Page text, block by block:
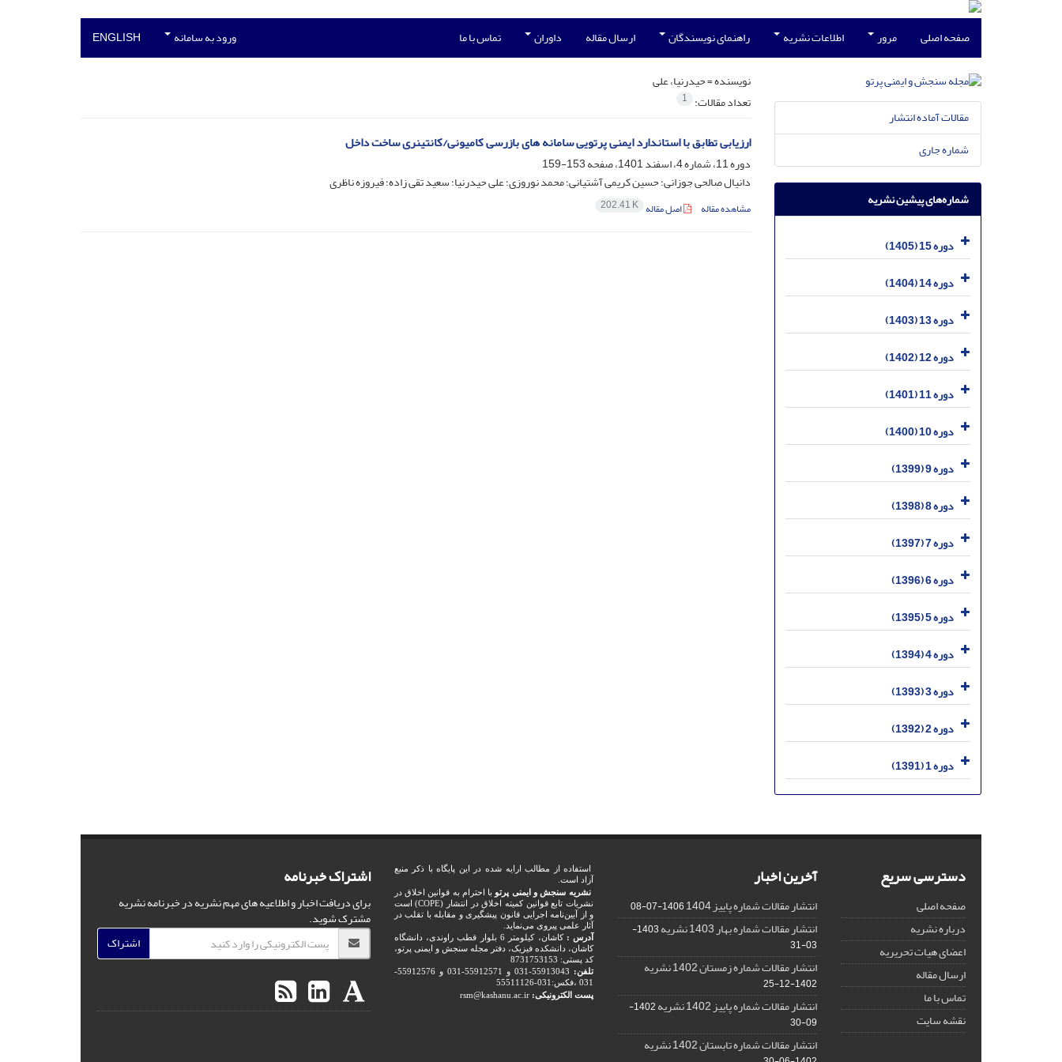
صفحه اصلی مرور اطلاعات نشریه راهنمای نویسندگان ارسال مقاله داوران تماس با ما ورود به سامانه ENGLISH
نویسنده =حیدرنیا، علی
تعداد مقالات: 1
ارزیابی تطابق با استاندارد ایمنی پرتویی سامانه های بازرسی کامیونی/کانتینری ساخت داخل
دوره 11، شماره 4، اسفند 1401، صفحه
153-159
دانیال صالحی جوزانی؛ حسین کریمی آشتیانی؛ محمد نوروزی؛ علی حیدرنیا؛ سعید تقی زاده؛ فیروزه ناظری
مشاهده مقاله اصل مقاله 202.41 K
مقالات آماده انتشار
شماره جاری
شماره‌های پیشین نشریه
دوره 15 (1405)
دوره 14 (1404)
دوره 13 (1403)
دوره 12 (1402)
دوره 11 (1401)
دوره 10 (1400)
دوره 9 (1399)
دوره 8 (1398)
دوره 7 (1397)
دوره 6 (1396)
دوره 5 (1395)
دوره 4 (1394)
دوره 3 (1393)
دوره 2 (1392)
دوره 1 (1391)
دسترسی سریع
صفحه اصلی
درباره نشریه
اعضای هیات تحریریه
ارسال مقاله
تماس با ما
نقشه سایت
آخرین اخبار
انتشار مقالات شماره پاییز 1404 1406-07-08
انتشار مقالات شماره بهار 1403 نشریه
1403-
03-31
انتشار مقالات شماره زمستان 1402 نشریه
1402-12-25
انتشار مقالات شماره پاییز 1402 نشریه
1402-
09-30
انتشار مقالات شماره تابستان 1402 نشریه
استفاده از مطالب ارایه شده در این پایگاه با ذکر منبع
آزاد است.
نشریه سنجش و ایمنی پرتو با احترام به قوانین اخلاق در
نشریات تابع قوانین کمیته اخلاق در انتشار (COPE) است
و از آیین‌نامه اجرایی قانون پیشگیری و مقابله با تقلب در
آثار علمی پیروی می‌نماید.
آدرس :
کاشان، کیلومتر 6 بلوار قطب راوندی، دانشگاه
کاشان، دانشکده فیزیک، دفتر مجله سنجش و ایمنی پرتو،
کد پستی: 8731753153
تلفن:
55913043-031 و 55912571-031 و 55912576-
031 ،فکس:031-55511126
پست الکترونیکی: rsm@kashanu.ac.ir
اشتراک خبرنامه
برای دریافت اخبار و اطلاعیه های مهم نشریه در خبرنامه نشریه
مشترک شوید.
اشتراک